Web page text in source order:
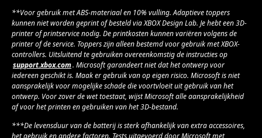
**Voor gebruik met ABS-materiaal en 10% vulling. Adaptieve toppers
kunnen niet worden geprint of besteld via XBOX Design Lab. Je hebt een 3D-
printer of printservice nodig. De printkosten kunnen variëren volgens de
printer of de service. Toppers zijn alleen bestemd voor gebruik met XBOX-
controllers. Uitsluitend te gebruiken overeenkomstig de instructies op
support.xbox.com. Microsoft garandeert niet dat het ontwerp voor
iedereen geschikt is. Maak er gebruik van op eigen risico. Microsoft is niet
aansprakelijk voor mogelijke schade die voortvloeit uit gebruik van het
ontwerp. Voor zover de wet toestaat, wijst Microsoft alle aansprakelijkheid
af voor het printen en gebruiken van het 3D-bestand.
***De levensduur van de batterij is sterk afhankelijk van extra accessoires,